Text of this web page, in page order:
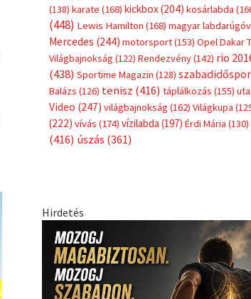
(138) karate (168) kickbox(204) kosárlabda
(448) Lewis Hamilton (168) magyar
Mercedes (244) motorsport(153) Opel Dakar
Világbajnokság (122) Rendezvény(142) rio
(438) Sportime Magazin (128)
Balázs (126) tenisz (416) táplálkozás (155)
Video (247) világbajnokság (162) Világkupa
(222) vívás (174) vízilabda (197) Érdi Mária (130)
(416) úszás (361)
Hirdetés